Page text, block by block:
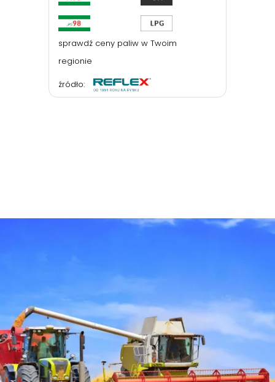
sprawdź ceny paliw w Twoim
regionie
źródło: